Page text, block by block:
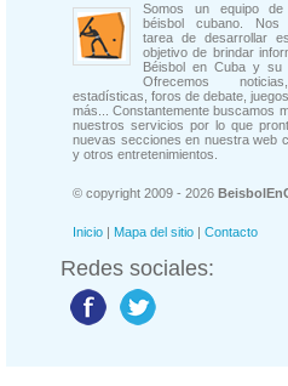
Somos un equipo de
béisbol cubano. Nos
tarea de desarrollar
objetivo de brindar
Béisbol en Cuba y su
Ofrecemos
estadísticas, foros de debate,
más... Constantemente buscamos
nuestros servicios por lo que
nuevas secciones en nuestra web
y otros entretenimientos.
© copyright 2009 - 2026
Inicio | Mapa del sitio | Contacto
Redes sociales: